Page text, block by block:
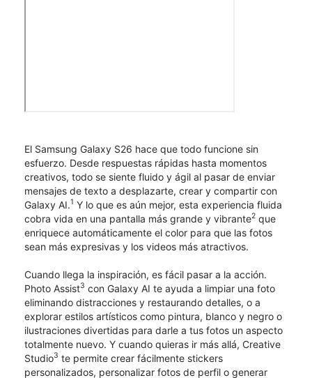
El Samsung Galaxy S26 hace que todo funcione sin
esfuerzo. Desde respuestas rápidas hasta momentos
creativos, todo se siente fluido y ágil al pasar de enviar
mensajes de texto a desplazarte, crear y compartir con
Galaxy AI.1 Y lo que es aún mejor, esta experiencia fluida
cobra vida en una pantalla más grande y vibrante2 que
enriquece automáticamente el color para que las fotos
sean más expresivas y los videos más atractivos.
Cuando llega la inspiración, es fácil pasar a la acción.
Photo Assist3 con Galaxy AI te ayuda a limpiar una foto
eliminando distracciones y restaurando detalles, o a
explorar estilos artísticos como pintura, blanco y negro o
ilustraciones divertidas para darle a tus fotos un aspecto
totalmente nuevo. Y cuando quieras ir más allá, Creative
Studio3 te permite crear fácilmente stickers
personalizados, personalizar fotos de perfil o generar